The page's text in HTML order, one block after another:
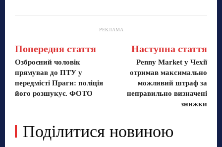
РЕКЛАМА
Попередня стаття
Озброєний чоловік
прямував до ПТУ у
передмісті Праги: поліція
його розшукує. ФОТО
Наступна стаття
Penny Market у Чехії
отримав максимально
можливий штраф за
неправильно визначені
знижки
Поділитися новиною